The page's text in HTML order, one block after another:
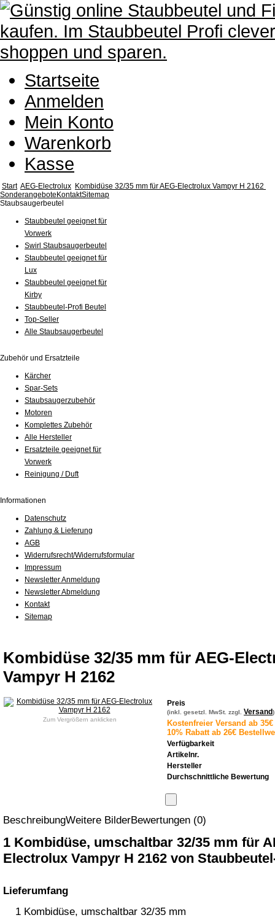
Startseite
Anmelden
Mein Konto
Warenkorb
Kasse
Start AEG-Electrolux Kombidüse 32/35 mm für AEG-Electrolux Vampyr H 2162
Sonderangebote KontaktSitemap
Staubsaugerbeutel
Staubbeutel geeignet für
Vorwerk
Swirl Staubsaugerbeutel
Staubbeutel geeignet für
Lux
Staubbeutel geeignet für
Kirby
Staubbeutel-Profi Beutel
Top-Seller
Alle Staubsaugerbeutel
Zubehör und Ersatzteile
Kärcher
Spar-Sets
Staubsaugerzubehör
Motoren
Komplettes Zubehör
Alle Hersteller
Ersatzteile geeignet für
Vorwerk
Reinigung / Duft
Informationen
Datenschutz
Zahlung & Lieferung
AGB
Widerrufsrecht/Widerrufsformular
Impressum
Newsletter Anmeldung
Newsletter Abmeldung
Kontakt
Sitemap
Kombidüse 32/35 mm für AEG-
Vampyr H 2162
Zum Vergrößern anklicken
Preis
(inkl. gesetzl. MwSt. zzgl. Versand)
Kostenfreier Versand ab
10% Rabatt ab 26€
Verfügbarkeit
Artikelnr.
Hersteller
Durchschnittliche Bewertung
BeschreibungWeitere BilderBewertungen (0)
1 Kombidüse, umschaltbar 32/35 mm für
Electrolux Vampyr H 2162 von
Lieferumfang
1 Kombidüse, umschaltbar 32/35 mm